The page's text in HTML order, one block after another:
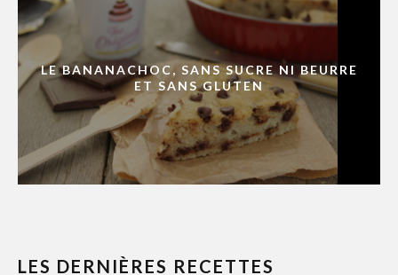
LE BANANACHOC, SANS SUCRE NI BEURRE
ET SANS GLUTEN
LES DERNIÈRES RECETTES